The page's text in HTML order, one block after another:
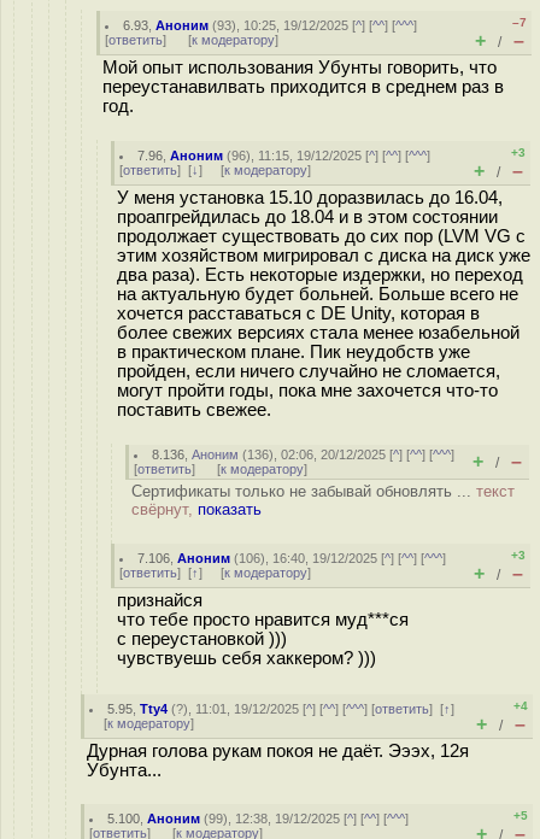
6.93 ,Аноним (93), 10:25, 19/12/2025 [^] [^^] [^^^]
[ответить] [к модератору]
–7
+ / –
Мой опыт использования Убунты говорить, что
переустанавилвать приходится в среднем раз в
год.
7.96 ,Аноним (96), 11:15, 19/12/2025 [^] [^^] [^^^]
[ответить] [↓] [к модератору]
+3
+ / –
У меня установка 15.10 доразвилась до 16.04,
проапгрейдилась до 18.04 и в этом состоянии
продолжает существовать до сих пор (LVM VG с
этим хозяйством мигрировал с диска на диск уже
два раза). Есть некоторые издержки, но переход
на актуальную будет больней. Больше всего не
хочется расставаться с DE Unity, которая в
более свежих версиях стала менее юзабельной
в практическом плане. Пик неудобств уже
пройден, если ничего случайно не сломается,
могут пройти годы, пока мне захочется что-то
поставить свежее.
8.136 ,Аноним (136), 02:06, 20/12/2025 [^] [^^] [^^^]
[ответить] [к модератору] + / –
Сертификаты только не забывай обновлять ... текст
свёрнут, показать
7.106 ,Аноним (106), 16:40, 19/12/2025 [^] [^^] [^^^]
[ответить] [↑] [к модератору]
+3
+ / –
признайся
что тебе просто нравится муд***ся
с переустановкой )))
чувствуешь себя хаккером? )))
5.95 ,Tty4 (?), 11:01, 19/12/2025 [^] [^^] [^^^] [ответить][↑]
[к модератору]
+4
+ / –
Дурная голова рукам покоя не даёт. Эээх, 12я
Убунта...
5.100 ,Аноним (99), 12:38, 19/12/2025 [^] [^^] [^^^]
[ответить] [к модератору]
+5
+ / –